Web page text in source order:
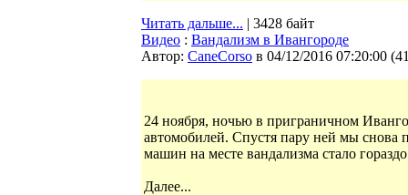
Читать дальше... | 3428 байт
Видео : Вандализм в Ивангороде
Автор: CaneCorso в 04/12/2016 07:20:00 (
24 ноября, ночью в приграничном
автомобилей. Спустя пару ней мы снова
машин на месте вандализма стало
Далее...